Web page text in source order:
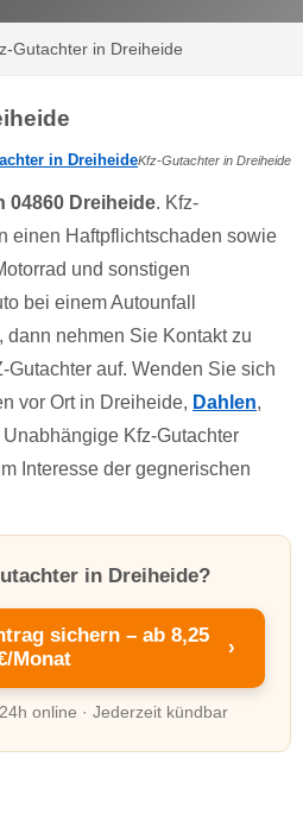
Gutachter in Dreiheide
Kfz-Gutachter in Dreiheide
04860 Dreiheide. Kfz-
einen Haftpflichtschaden sowie
und sonstigen
bei einem Autounfall
nehmen Sie Kontakt zu
auf. Wenden Sie sich
vor Ort in Dreiheide, Dahlen,
Unabhängige Kfz-Gutachter
Interesse der gegnerischen
in Dreiheide?
sichern – ab 8,25
Monat
›
online · Jederzeit kündbar